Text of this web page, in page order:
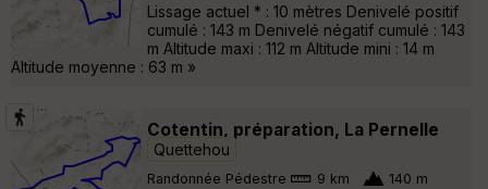
Lissage actuel * : 10 mètres Denivelé positif
cumulé : 143 m Denivelé négatif cumulé : 143
m Altitude maxi : 112 m Altitude mini : 14 m
Altitude moyenne : 63 m »
Cotentin, préparation, La Pernelle
Quettehou
Randonnée Pédestre 9 km 140 m